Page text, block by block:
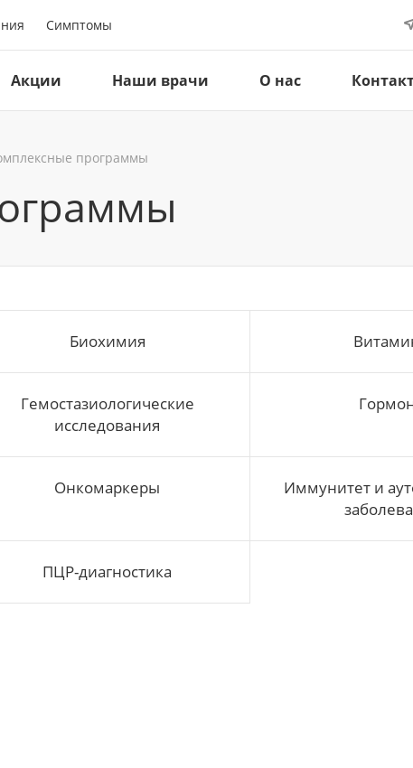
Симптомы
Акции Наши врачи О нас
программы
Биохимия
Гемостазиологические
исследования
Онкомаркеры
Иммунитет и
ПЦР-диагностика